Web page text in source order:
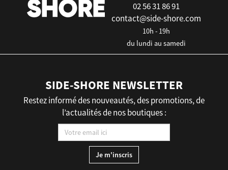
02 56 31 86 91
contact@side-shore.com
10h - 19h
du lundi au samedi
SIDE-SHORE NEWSLETTER
Restez informé des nouveautés, des promotions, de
l’actualités de nos boutiques :